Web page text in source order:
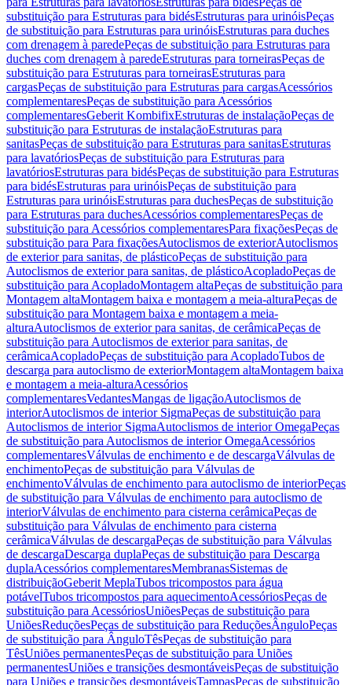
substituição para Estruturas para bidésEstruturas para urinóisPeças
de substituição para Estruturas para urinóisEstruturas para duches
com drenagem à paredePeças de substituição para Estruturas para
duches com drenagem à paredeEstruturas para torneirasPeças de
substituição para Estruturas para torneirasEstruturas para
cargasPeças de substituição para Estruturas para cargasAcessórios
complementaresPeças de substituição para Acessórios
complementaresGeberit KombifixEstruturas de instalaçãoPeças de
substituição para Estruturas de instalaçãoEstruturas para
sanitasPeças de substituição para Estruturas para sanitasEstruturas
para lavatóriosPeças de substituição para Estruturas para
lavatóriosEstruturas para bidésPeças de substituição para Estruturas
para bidésEstruturas para urinóisPeças de substituição para
Estruturas para urinóisEstruturas para duchesPeças de substituição
para Estruturas para duchesAcessórios complementaresPeças de
substituição para Acessórios complementaresPara fixaçõesPeças de
substituição para Para fixaçõesAutoclismos de exteriorAutoclismos
de exterior para sanitas, de plásticoPeças de substituição para
Autoclismos de exterior para sanitas, de plásticoAcopladoPeças de
substituição para AcopladoMontagem altaPeças de substituição para
Montagem altaMontagem baixa e montagem a meia-alturaPeças de
substituição para Montagem baixa e montagem a meia-
alturaAutoclismos de exterior para sanitas, de cerâmicaPeças de
substituição para Autoclismos de exterior para sanitas, de
cerâmicaAcopladoPeças de substituição para AcopladoTubos de
descarga para autoclismo de exteriorMontagem altaMontagem baixa
e montagem a meia-alturaAcessórios
complementaresVedantesMangas de ligaçãoAutoclismos de
interiorAutoclismos de interior SigmaPeças de substituição para
Autoclismos de interior SigmaAutoclismos de interior OmegaPeças
de substituição para Autoclismos de interior OmegaAcessórios
complementaresVálvulas de enchimento e de descargaVálvulas de
enchimentoPeças de substituição para Válvulas de
enchimentoVálvulas de enchimento para autoclismo de interiorPeças
de substituição para Válvulas de enchimento para autoclismo de
interiorVálvulas de enchimento para cisterna cerâmicaPeças de
substituição para Válvulas de enchimento para cisterna
cerâmicaVálvulas de descargaPeças de substituição para Válvulas
de descargaDescarga duplaPeças de substituição para Descarga
duplaAcessórios complementaresMembranasSistemas de
distribuiçãoGeberit MeplaTubos tricompostos para água
potávelTubos tricompostos para aquecimentoAcessóriosPeças de
substituição para AcessóriosUniõesPeças de substituição para
UniõesReduçõesPeças de substituição para ReduçõesÂnguloPeças
de substituição para ÂnguloTêsPeças de substituição para
TêsUniões permanentesPeças de substituição para Uniões
permanentesUniões e transições desmontáveisPeças de substituição
para Uniões e transições desmontáveisTampasPeças de substituição